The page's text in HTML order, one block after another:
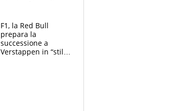
agli US Open
F1, la Red Bull
prepara la
successione a
Verstappen in “stile